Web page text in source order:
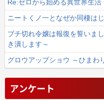
Re:ゼロから始める異世界生活
ニートくノ一となぜか同棲は
ブチ切れ令嬢は報復を誓いま
き潰します～
グロウアップショウ ～ひまわ
アンケート